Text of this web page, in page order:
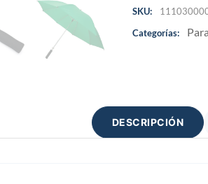
SKU:
Categorías:
DESCRIPCIÓN